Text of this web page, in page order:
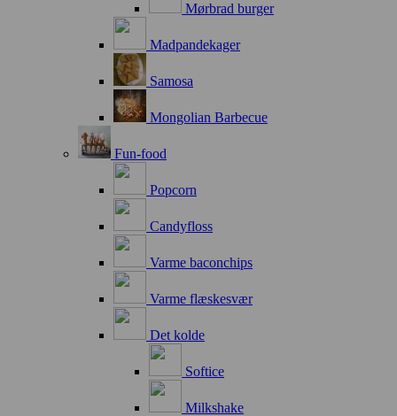
Mørbrad burger
Madpandekager
Samosa
Mongolian Barbecue
Fun-food
Popcorn
Candyfloss
Varme baconchips
Varme flæskesvær
Det kolde
Softice
Milkshake